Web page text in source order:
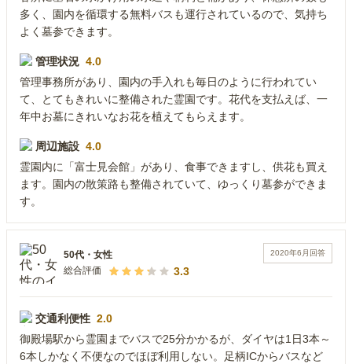
多く、園内を循環する無料バスも運行されているので、気持ち
よく墓参できます。
管理状況 4.0
管理事務所があり、園内の手入れも毎日のように行われてい
て、とてもきれいに整備された霊園です。花代を支払えば、一
年中お墓にきれいなお花を植えてもらえます。
周辺施設 4.0
霊園内に「富士見会館」があり、食事できますし、供花も買え
ます。園内の散策路も整備されていて、ゆっくり墓参ができま
す。
2020年6月 回答
50代 ・ 女性
総合評価
3.3
交通利便性 2.0
御殿場駅から霊園までバスで25分かかるが、ダイヤは1日3本～
6本しかなく不便なのでほぼ利用しない。足柄ICからバスなど